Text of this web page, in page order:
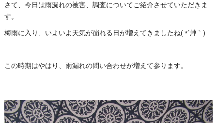
さて、今日は雨漏れの被害、調査についてご紹介させていただきま
す。
梅雨に入り、いよいよ天気が崩れる日が増えてきましたね( *´艸｀)
この時期はやはり、雨漏れの問い合わせが増えて参ります。